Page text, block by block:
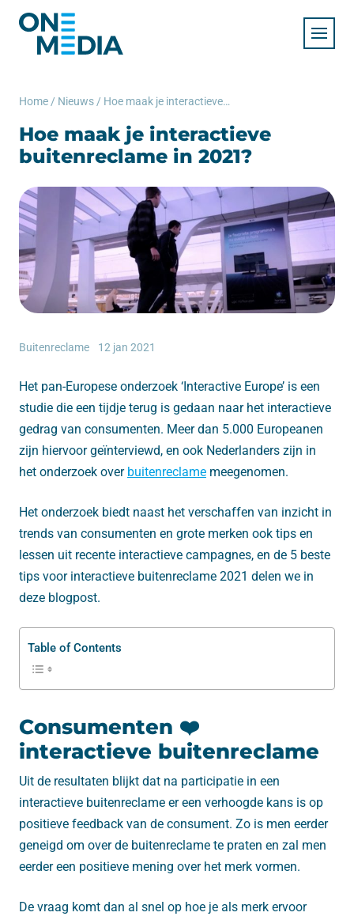
Home / Nieuws / Hoe maak je interactieve buitenreclame in 2021?
Hoe maak je interactieve
buitenreclame in 2021?
Buitenreclame 12 jan 2021
Het pan-Europese onderzoek ‘Interactive Europe’ is een
studie die een tijdje terug is gedaan naar het interactieve
gedrag van consumenten. Meer dan 5.000 Europeanen
zijn hiervoor geïnterviewd, en ook Nederlanders zijn in
het onderzoek over buitenreclame meegenomen.
Het onderzoek biedt naast het verschaffen van inzicht in
trends van consumenten en grote merken ook tips en
lessen uit recente interactieve campagnes, en de 5 beste
tips voor interactieve buitenreclame 2021 delen we in
deze blogpost.
Table of Contents
Consumenten ❤️
interactieve buitenreclame
Uit de resultaten blijkt dat na participatie in een
interactieve buitenreclame er een verhoogde kans is op
positieve feedback van de consument. Zo is men eerder
geneigd om over de buitenreclame te praten en zal men
eerder een positieve mening over het merk vormen.
De vraag komt dan al snel op hoe je als merk ervoor